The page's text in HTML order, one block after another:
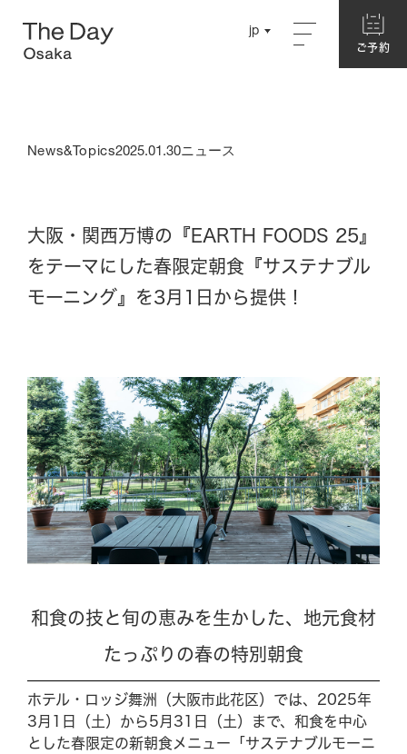
jp
ご予約
jp
ご予約
Close
Garden
Hotel
本館・洋室 本館・和室
BBQ
ご利用案内
メニュー
GRILL
Experience
News&Topics2025.01.30ニュース
大阪・関西万博の『EARTH FOODS 25』
をテーマにした春限定朝食『サステナブル
モーニング』を3月1日から提供！
和食の技と旬の恵みを生かした、地元食材
たっぷりの春の特別朝食
ホテル・ロッジ舞洲（大阪市此花区）では、2025年
3月1日（土）から5月31日（土）まで、和食を中心
とした春限定の新朝食メニュー「サステナブルモーニ